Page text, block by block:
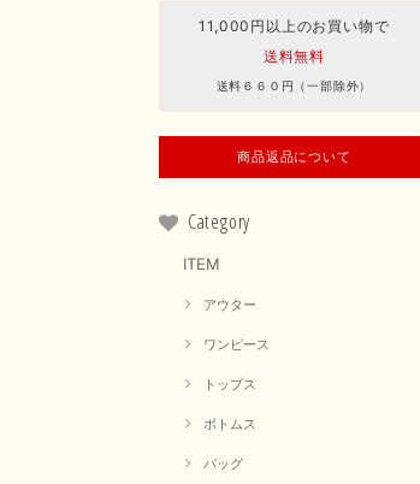
11,000円以上のお買い物で
送料無料
送料６６０円（一部除外）
商品返品について
Category
ITEM
アウター
ワンピース
トップス
ボトムス
バッグ